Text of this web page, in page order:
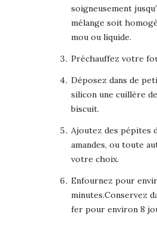
soigneusement
mélange soit
mou ou liquide.
Préchauffez votre
Déposez dans de
silicon une cuillère
biscuit.
Ajoutez des pépites
amandes, ou toute
votre choix.
Enfournez pour
minutes.Conservez
fer pour environ 8